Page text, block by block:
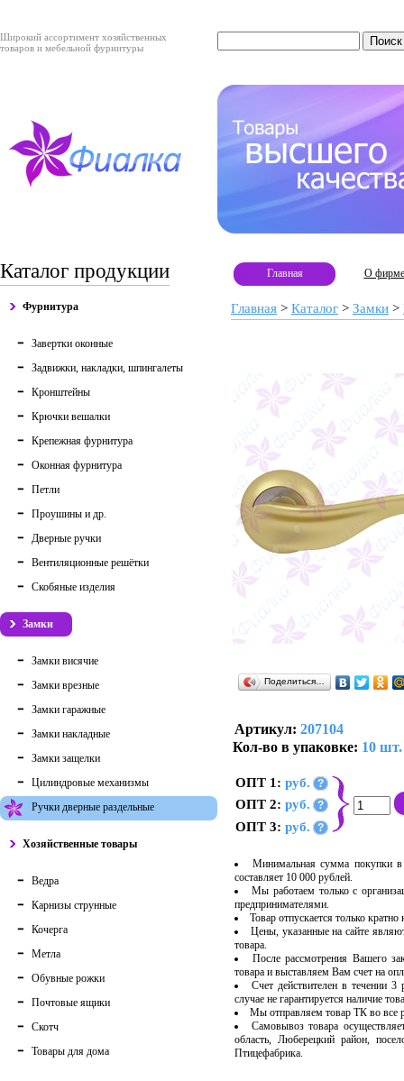
Широкий ассортимент хозяйственных
товаров и мебельной фурнитуры
Каталог продукции
Фурнитура
Завертки оконные
Задвижки, накладки, шпингалеты
Кронштейны
Крючки вешалки
Крепежная фурнитура
Оконная фурнитура
Петли
Проушины и др.
Дверные ручки
Вентиляционные решётки
Скобяные изделия
Замки
Замки висячие
Замки врезные
Замки гаражные
Замки накладные
Замки защелки
Цилиндровые механизмы
Ручки дверные раздельные
Хозяйственные товары
Ведра
Карнизы струнные
Кочерга
Метла
Обувные рожки
Почтовые ящики
Скотч
Товары для дома
Главная О фирме
Главная > Каталог > Замки >
Поделиться…
Артикул: 207104
Кол-во в упаковке: 10 шт.
ОПТ 1: руб. ?
ОПТ 2: руб. ?
ОПТ 3: руб. ?
Минимальная сумма покупки в
составляет 10 000 рублей.
Мы работаем только с
предпринимателями.
Товар отпускается только
Цены, указанные на сайте
товара.
После рассмотрения Вашего
товара и выставляем Вам счет на
Счет действителен в течении
случае не гарантируется наличие
Мы отправляем товар ТК во
Самовывоз товара
область, Люберецкий район,
Птицефабрика.